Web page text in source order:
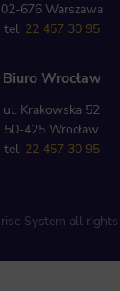
02-676 Warszawa
tel: 22 457 30 95
Biuro Wrocław
ul. Krakowska 52
50-425 Wrocław
tel: 22 457 30 95
System all rights